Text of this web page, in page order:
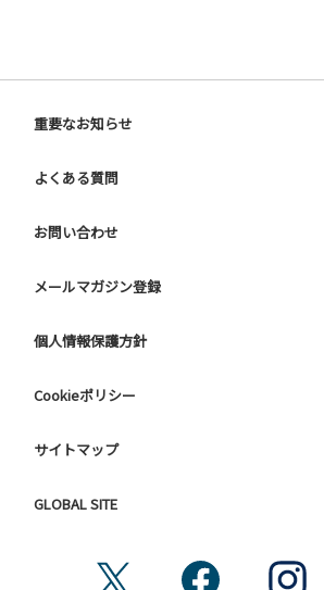
重要なお知らせ
よくある質問
お問い合わせ
メールマガジン登録
個人情報保護方針
Cookieポリシー
サイトマップ
GLOBAL SITE